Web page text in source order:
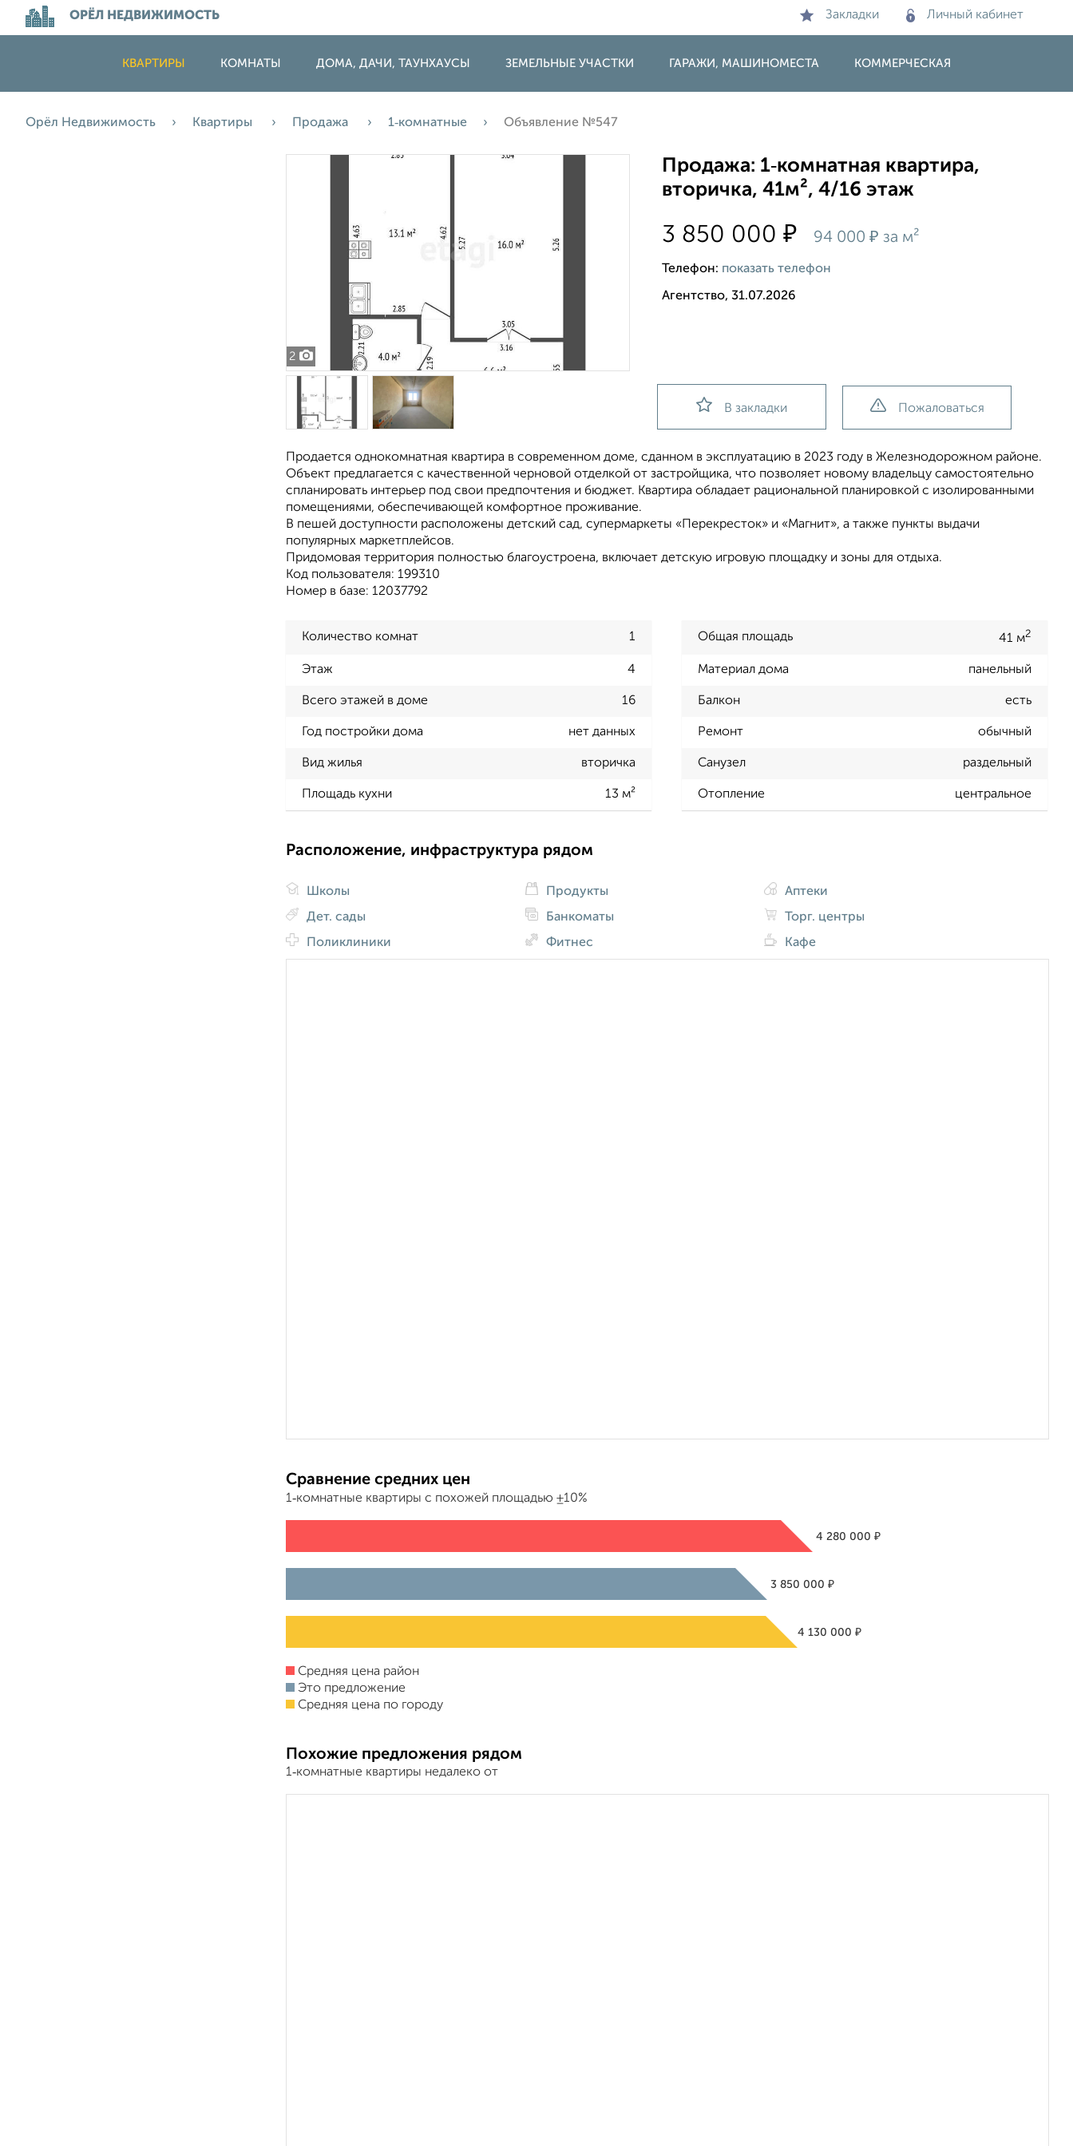
ОРЁЛ НЕДВИЖИМОСТЬ Закладки Личный кабинет
КВАРТИРЫ КОМНАТЫ ДОМА, ДАЧИ, ТАУНХАУСЫ ЗЕМЕЛЬНЫЕ УЧАСТКИ ГАРАЖИ, МАШИНОМЕСТА КОММЕРЧЕСКАЯ
Орёл Недвижимость Квартиры Продажа 1‑комнатные Объявление №547
2
Продажа: 1‑комнатная квартира,
вторичка, 41м², 4/16 этаж
3 850 000₽ 94 000₽ за м²
Телефон: показать телефон
Агентство, 31.07.2026
В закладки Пожаловаться
Продается однокомнатная квартира в современном доме, сданном в эксплуатацию в 2023 году в Железнодорожном районе.
Объект предлагается с качественной черновой отделкой от застройщика, что позволяет новому владельцу самостоятельно
спланировать интерьер под свои предпочтения и бюджет. Квартира обладает рациональной планировкой с изолированными
помещениями, обеспечивающей комфортное проживание.
В пешей доступности расположены детский сад, супермаркеты «Перекресток» и «Магнит», а также пункты выдачи
популярных маркетплейсов.
Придомовая территория полностью благоустроена, включает детскую игровую площадку и зоны для отдыха.
Код пользователя: 199310
Номер в базе: 12037792
Количество комнат 1 Общая площадь 41 м2
Этаж 4 Материал дома панельный
Всего этажей в доме 16 Балкон есть
Год постройки дома нет данных Ремонт обычный
Вид жилья вторичка Санузел раздельный
Площадь кухни 13 м² Отопление центральное
Расположение, инфраструктура рядом
Школы
Дет. сады
Поликлиники
Продукты
Банкоматы
Фитнес
Аптеки
Торг. центры
Кафе
Сравнение средних цен
1‑комнатные квартиры с похожей площадью ±10%
4 280 000₽
3 850 000 ₽
4 130 000₽
Средняя цена район
Это предложение
Средняя цена по городу
Похожие предложения рядом
1‑комнатные квартиры недалеко от